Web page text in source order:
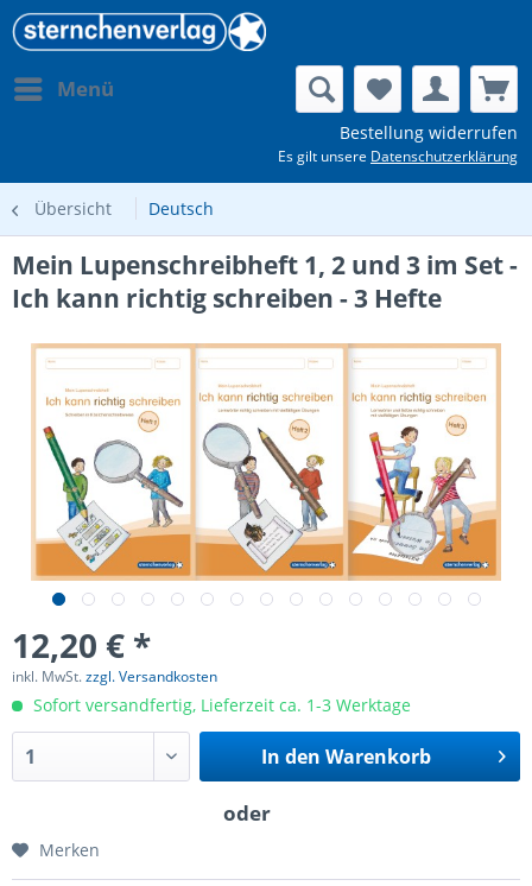
Menü
Bestellung widerrufen
Es gilt unsere Datenschutzerklärung
Übersicht Deutsch
Mein Lupenschreibheft 1, 2 und 3 im Set -
Ich kann richtig schreiben - 3 Hefte
12,20 € *
inkl. MwSt.zzgl. Versandkosten
Sofort versandfertig, Lieferzeit ca. 1-3 Werktage
In den Warenkorb
Merken